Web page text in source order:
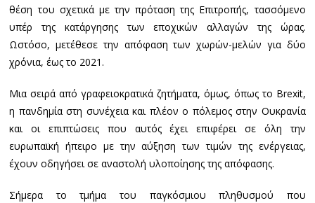
θέση του σχετικά με την πρόταση της Επιτροπής, τασσόμενο
υπέρ της κατάργησης των εποχικών αλλαγών της ώρας.
Ωστόσο, μετέθεσε την απόφαση των χωρών-μελών για δύο
χρόνια, έως το 2021.
Μια σειρά από γραφειοκρατικά ζητήματα, όμως, όπως το Brexit,
η πανδημία στη συνέχεια και πλέον ο πόλεμος στην Ουκρανία
και οι επιπτώσεις που αυτός έχει επιφέρει σε όλη την
ευρωπαϊκή ήπειρο με την αύξηση των τιμών της ενέργειας,
έχουν οδηγήσει σε αναστολή υλοποίησης της απόφασης.
Σήμερα το τμήμα του παγκόσμιου πληθυσμού που